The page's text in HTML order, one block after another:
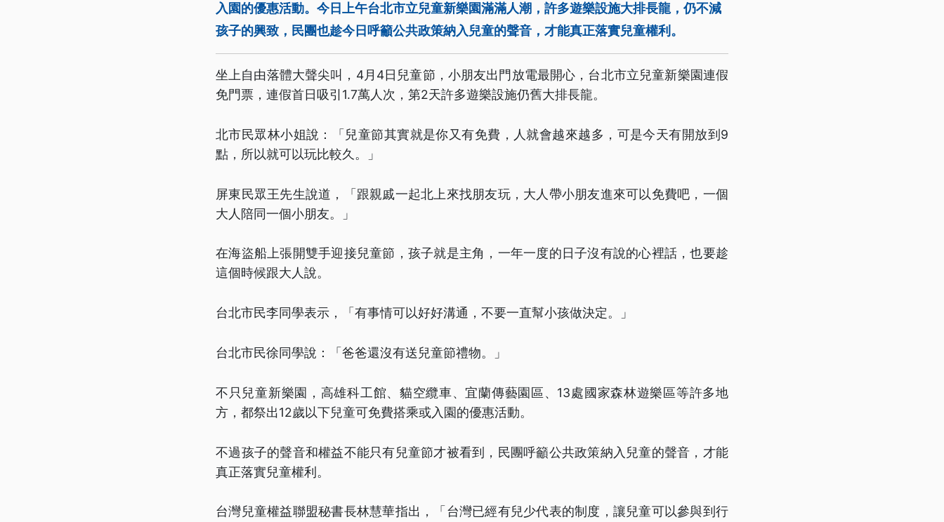
入園的優惠活動。今日上午台北市立兒童新樂園滿滿人潮，許多遊樂設施大排長龍，仍不減
孩子的興致，民團也趁今日呼籲公共政策納入兒童的聲音，才能真正落實兒童權利。
坐上自由落體大聲尖叫，4月4日兒童節，小朋友出門放電最開心，台北市立兒童新樂園連假
免門票，連假首日吸引1.7萬人次，第2天許多遊樂設施仍舊大排長龍。
北市民眾林小姐說：「兒童節其實就是你又有免費，人就會越來越多，可是今天有開放到9
點，所以就可以玩比較久。」
屏東民眾王先生說道，「跟親戚一起北上來找朋友玩，大人帶小朋友進來可以免費吧，一個
大人陪同一個小朋友。」
在海盜船上張開雙手迎接兒童節，孩子就是主角，一年一度的日子沒有說的心裡話，也要趁
這個時候跟大人說。
台北市民李同學表示，「有事情可以好好溝通，不要一直幫小孩做決定。」
台北市民徐同學說：「爸爸還沒有送兒童節禮物。」
不只兒童新樂園，高雄科工館、貓空纜車、宜蘭傳藝園區、13處國家森林遊樂區等許多地
方，都祭出12歲以下兒童可免費搭乘或入園的優惠活動。
不過孩子的聲音和權益不能只有兒童節才被看到，民團呼籲公共政策納入兒童的聲音，才能
真正落實兒童權利。
台灣兒童權益聯盟秘書長林慧華指出，「台灣已經有兒少代表的制度，讓兒童可以參與到行